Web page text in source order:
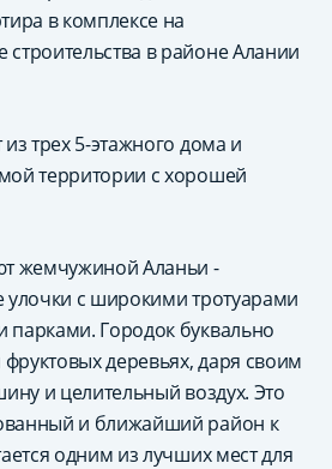
в комплексе на
в районе Алании
трех 5-этажного дома и
территории с хорошей
жемчужиной Аланьи -
улочки с широкими тротуарами
Городок буквально
деревьях, даря своим
и целительный воздух. Это
и ближайший район к
одним из лучших мест для